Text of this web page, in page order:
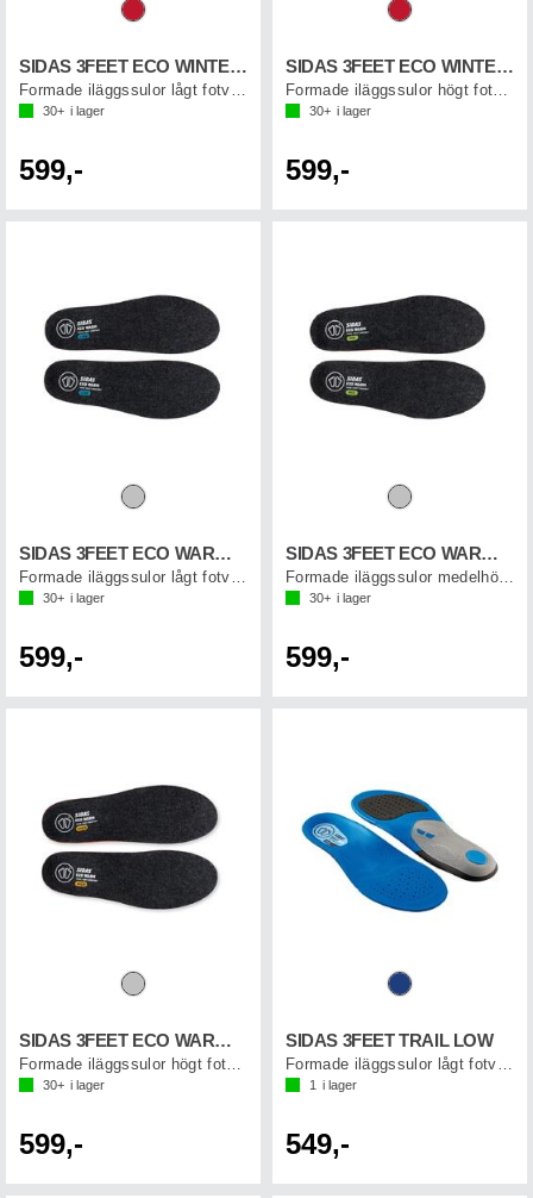
SIDAS 3FEET ECO WINTER LOW
Formade iläggssulor lågt fotvalv
30+ i lager
599,-
SIDAS 3FEET ECO WINTER HIGH
Formade iläggssulor högt fotvalv
30+ i lager
599,-
SIDAS 3FEET ECO WARM LOW
30+ i lager
599,-
SIDAS 3FEET ECO WARM MID
Formade iläggssulor medelhögt fotvalv
30+ i lager
599,-
SIDAS 3FEET ECO WARM HIGH
30+ i lager
599,-
SIDAS 3FEET TRAIL LOW
1 i lager
549,-